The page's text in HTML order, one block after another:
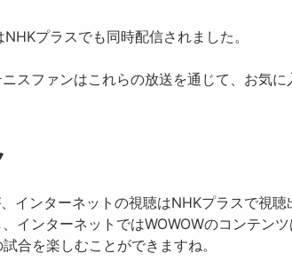
プラスでも同時配信されました。
スファンはこれらの放送を通じて、お気
インターネットの視聴はNHKプラスで視聴
ンターネットではWOWOWのコンテン
合を楽しむことができますね。